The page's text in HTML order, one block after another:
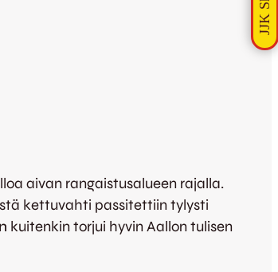
aivan rangaistusalueen rajalla.
kettuvahti passitettiin tylysti
kuitenkin torjui hyvin Aallon tulisen